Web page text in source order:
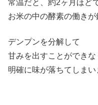
常温だと、約2ヶ月ほど
お米の中の酵素の働きが
デンプンを分解して
甘みを出すことができな
明確に味が落ちてしまい